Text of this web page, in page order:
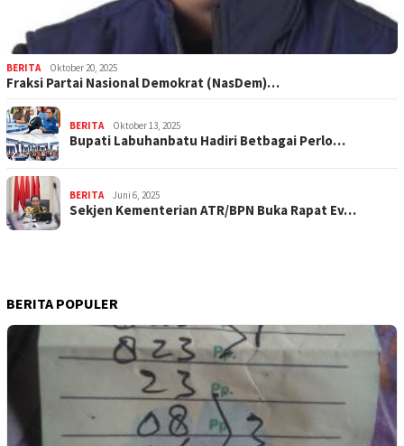
BERITA Oktober 20, 2025
Fraksi Partai Nasional Demokrat (NasDem)…
BERITA Oktober 13, 2025
Bupati Labuhanbatu Hadiri Betbagai Perlo…
BERITA Juni 6, 2025
Sekjen Kementerian ATR/BPN Buka Rapat Ev…
BERITA POPULER